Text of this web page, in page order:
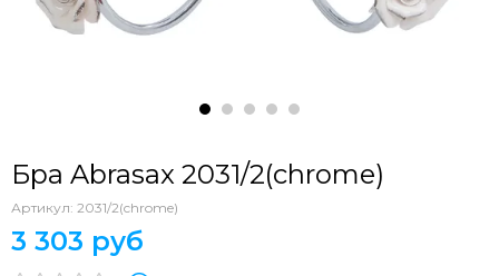
Бра Abrasax 2031/2(chrome)
Артикул: 2031/2(chrome)
3 303 руб